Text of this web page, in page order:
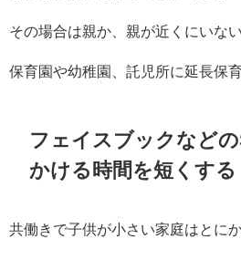
その場合は親か、親が近くにいな
保育園や幼稚園、託児所に延長保
フェイスブックなど
かける時間を短くする
共働きで子供が小さい家庭はとに